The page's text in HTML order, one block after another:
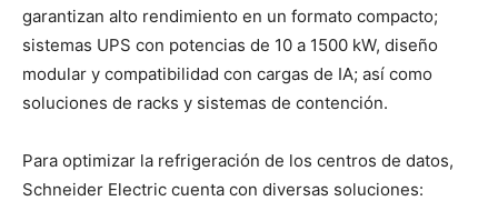
garantizan alto rendimiento en un formato compacto;
sistemas UPS con potencias de 10 a 1500 kW, diseño
modular y compatibilidad con cargas de IA; así como
soluciones de racks y sistemas de contención.
Para optimizar la refrigeración de los centros de datos,
Schneider Electric cuenta con diversas soluciones: